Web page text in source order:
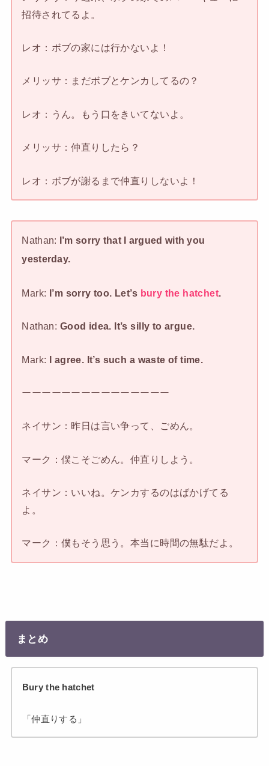
招待されてるよ。
レオ：ボブの家には行かないよ！
メリッサ：まだボブとケンカしてるの？
レオ：うん。もう口をきいてないよ。
メリッサ：仲直りしたら？
レオ：ボブが謝るまで仲直りしないよ！
Nathan:
I’m sorry that I argued with you
yesterday.
Mark: I’m sorry too. Let’s bury the hatchet.
Nathan: Good idea. It’s silly to argue.
Mark: I agree. It’s such a waste of time.
ーーーーーーーーーーーーーーー
ネイサン：昨日は言い争って、ごめん。
マーク：僕こそごめん。仲直りしよう。
ネイサン：いいね。ケンカするのはばかげてる
よ。
マーク：僕もそう思う。本当に時間の無駄だよ。
まとめ
Bury the hatchet
「仲直りする」